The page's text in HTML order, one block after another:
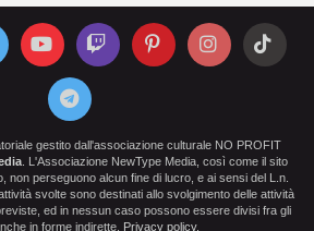
gestito dall'associazione culturale NO PROFIT
. L'Associazione NewType Media, così come il sito
non perseguono alcun fine di lucro, e ai sensi del L.n.
svolte sono destinati allo svolgimento delle attività
ed in nessun caso possono essere divisi fra gli
in forme indirette. Privacy policy.